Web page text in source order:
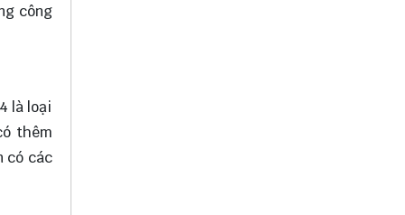
công
là loại
thêm
có các